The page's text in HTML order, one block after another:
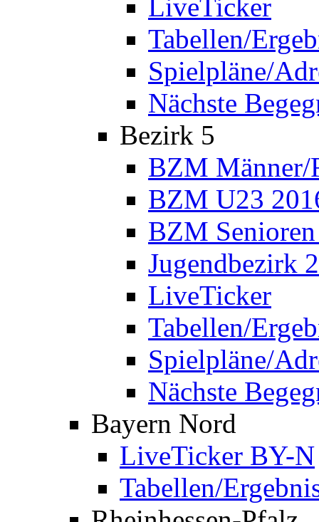
LiveTicker
Tabellen/
Spielpläne/
Nächste
Bezirk 5
BZM Männer/
BZM U23
BZM
Jugendbezirk
LiveTicker
Tabellen/
Spielpläne/
Nächste
Bayern Nord
LiveTicker BY-N
Tabellen/